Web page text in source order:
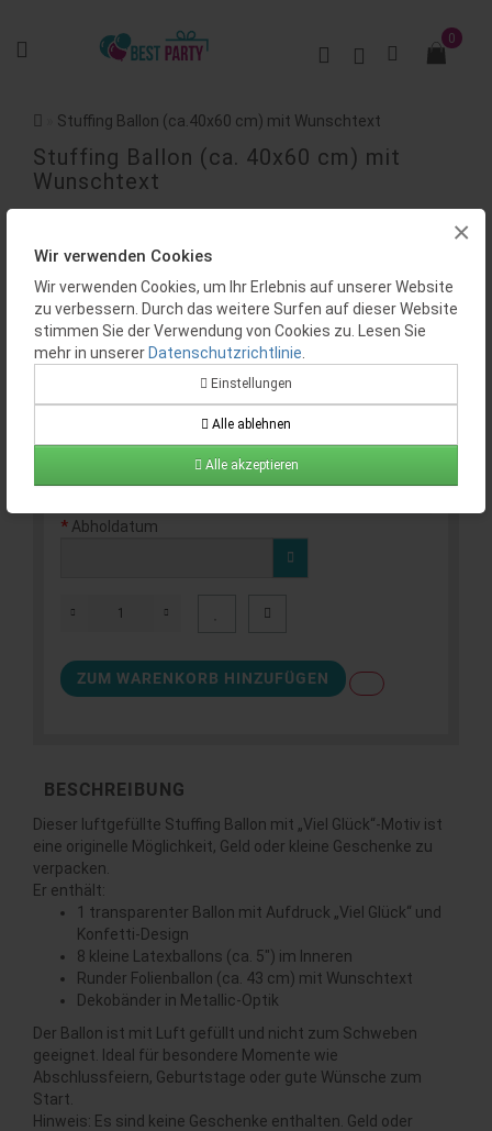
×
Wir verwenden Cookies
Wir verwenden Cookies, um Ihr Erlebnis auf unserer Website
zu verbessern. Durch das weitere Surfen auf dieser Website
stimmen Sie der Verwendung von Cookies zu. Lesen Sie
mehr in unserer Datenschutzrichtlinie
Einstellungen
Alle ablehnen
Alle akzeptieren
0
Stuffing Ballon (ca.40x60 cm) mit Wunschtext
Stuffing Ballon (ca. 40x60 cm) mit
Wunschtext
BP0615
33.97€
Abholdatum
ZUM WARENKORB HINZUFÜGEN
BESCHREIBUNG
Dieser luftgefüllte Stuffing Ballon mit „Viel Glück“-Motiv ist
eine originelle Möglichkeit, Geld oder kleine Geschenke zu
verpacken.
Er enthält:
1 transparenter Ballon mit Aufdruck „Viel Glück“ und
Konfetti-Design
8 kleine Latexballons (ca. 5") im Inneren
Runder Folienballon (ca. 43 cm) mit Wunschtext
Dekobänder in Metallic-Optik
Der Ballon ist mit Luft gefüllt und nicht zum Schweben
geeignet. Ideal für besondere Momente wie
Abschlussfeiern, Geburtstage oder gute Wünsche zum
Start.
Hinweis: Es sind keine Geschenke enthalten. Geld oder